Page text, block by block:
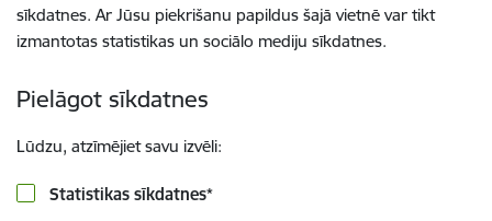
sīkdatnes. Ar Jūsu piekrišanu papildus šajā vietnē var tikt
izmantotas statistikas un sociālo mediju sīkdatnes.
Pielāgot sīkdatnes
Lūdzu, atzīmējiet savu izvēli:
Statistikas sīkdatnes*